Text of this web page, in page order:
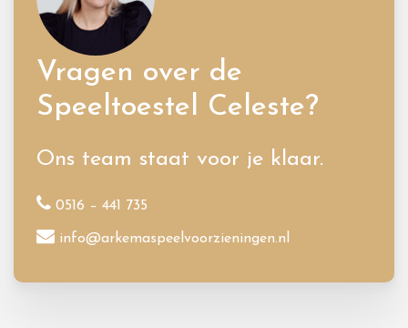
Vragen over de
Speeltoestel Celeste?
Ons team staat voor je klaar.
0516 – 441 735
info@arkemaspeelvoorzieningen.nl